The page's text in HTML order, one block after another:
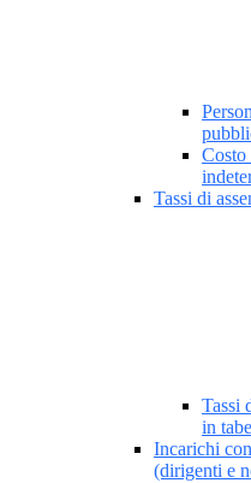
Costo
Tassi di
Tassi
in
Incarichi
(dirigenti e